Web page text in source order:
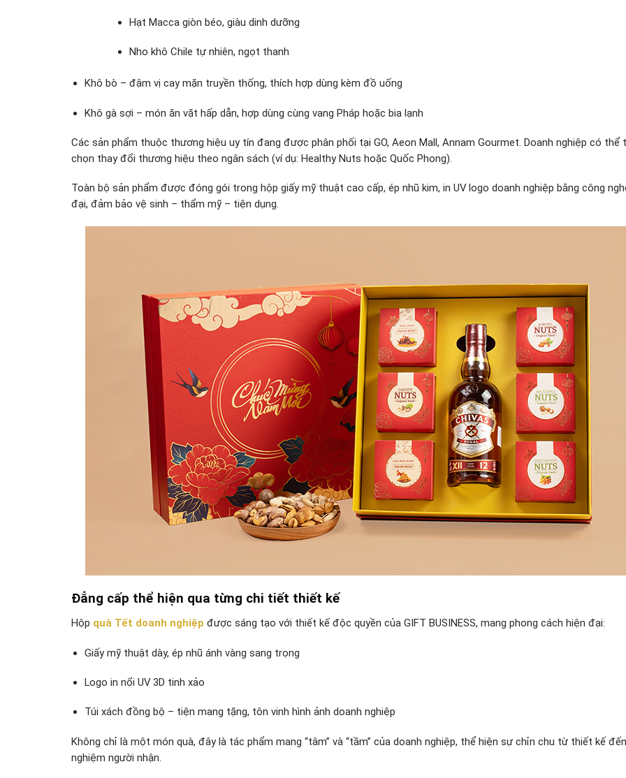
Hạt Macca giòn béo, giàu dinh dưỡng
Nho khô Chile tự nhiên, ngọt thanh
Khô bò – đậm vị cay mặn truyền thống, thích hợp dùng kèm đồ uống
Khô gà sợi – món ăn vặt hấp dẫn, hợp dùng cùng vang Pháp hoặc bia lạnh
Các sản phẩm thuộc thương hiệu uy tín đang được phân phối tại GO, Aeon Mall, Annam Gourmet. Doanh nghiệp có thể
chọn thay đổi thương hiệu theo ngân sách (ví dụ: Healthy Nuts hoặc Quốc Phong).
Toàn bộ sản phẩm được đóng gói trong hộp giấy mỹ thuật cao cấp, ép nhũ kim, in UV logo doanh nghiệp bằng công
đại, đảm bảo vệ sinh – thẩm mỹ – tiện dụng.
Đẳng cấp thể hiện qua từng chi tiết thiết kế
Hộp quà Tết doanh nghiệp được sáng tạo với thiết kế độc quyền của GIFT BUSINESS, mang phong cách hiện đại:
Giấy mỹ thuật dày, ép nhũ ánh vàng sang trọng
Logo in nổi UV 3D tinh xảo
Túi xách đồng bộ – tiện mang tặng, tôn vinh hình ảnh doanh nghiệp
Không chỉ là một món quà, đây là tác phẩm mang “tâm” và “tầm” của doanh nghiệp, thể hiện sự chỉn chu từ thiết kế
nghiệm người nhận.